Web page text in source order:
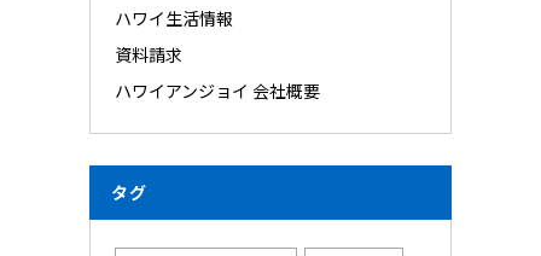
ハワイ生活情報
資料請求
ハワイアンジョイ 会社概要
タグ